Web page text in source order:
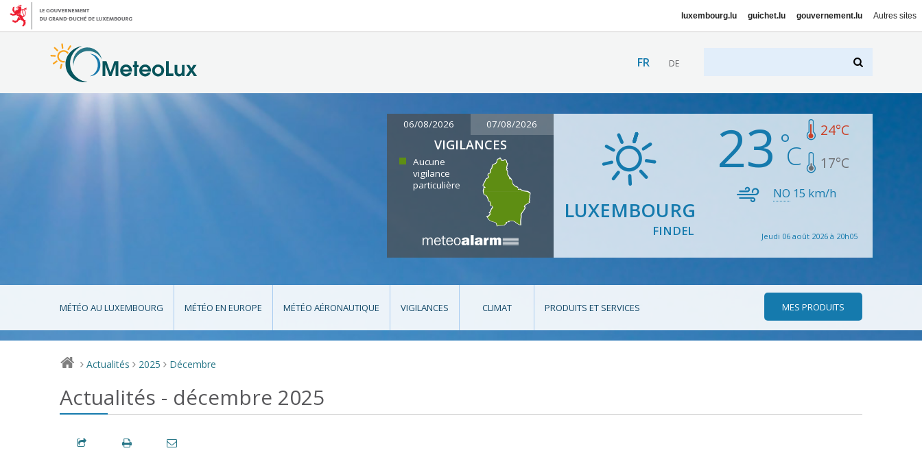
luxembourg.lu guichet.lu gouvernement.lu Autres sites
FR DE
06/08/2026 07/08/2026
VIGILANCES
Aucune
vigilance
particulière
LUXEMBOURG
FINDEL
23 24°C
17°C
NO 15 km/h
Jeudi 06 août 2026 à 20h05
MÉTÉO AU LUXEMBOURG MÉTÉO EN EUROPE MÉTÉO AÉRONAUTIQUE VIGILANCES CLIMAT PRODUITS ET SERVICES MES PRODUITS
> Actualités > 2025 > Décembre
Actualités - décembre 2025